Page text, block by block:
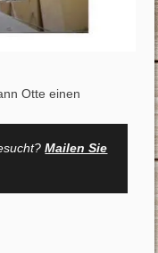
Otte einen
Mailen Sie